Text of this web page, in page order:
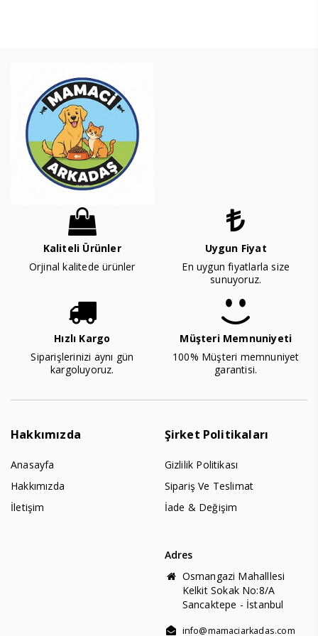
Kaliteli Ürünler
Orjinal kalitede ürünler
Uygun Fiyat
En uygun fiyatlarla size
sunuyoruz.
Hızlı Kargo
Siparişlerinizi aynı gün
kargoluyoruz.
Müşteri Memnuniyeti
100% Müşteri memnuniyet
garantisi.
Hakkımızda
Anasayfa
Hakkımızda
İletişim
Şirket Politikaları
Gizlilik Politikası
Sipariş Ve Teslimat
İade & Değişim
Adres
Osmangazi Mahalllesi
Kelkit Sokak No:8/A
Sancaktepe - İstanbul
info@mamaciarkadas.com